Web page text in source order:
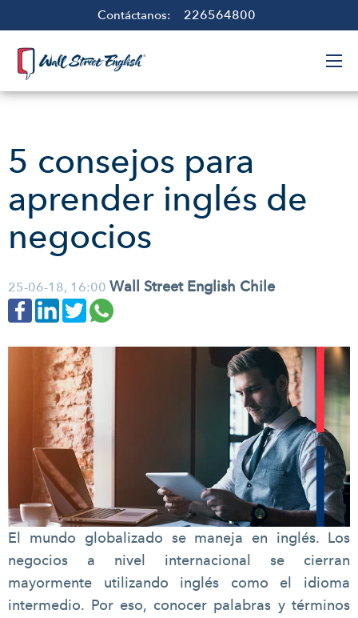
Contáctanos: 226564800
5 consejos para
aprender inglés de
negocios
25-06-18, 16:00 Wall Street English Chile
El mundo globalizado se maneja en inglés. Los
negocios a nivel internacional se cierran
mayormente utilizando inglés como el idioma
intermedio. Por eso, conocer palabras y términos